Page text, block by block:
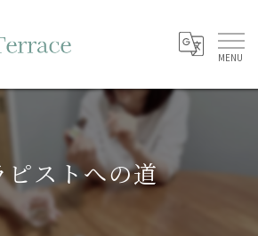
ピストへの道